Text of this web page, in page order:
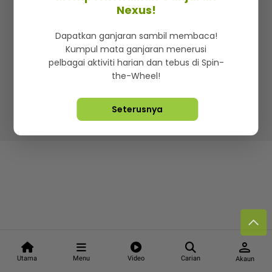
Utama Menu Video Carian
person
Akaun
Iklan di SMG360
Terma & Syarat Dasar Privasi
Lebih hot, viral dan sensasi
Hakcipta Terpelihara ©2026. Star Media Group Berhad
Nexus!
Dapatkan ganjaran sambil membaca!
Kumpul mata ganjaran menerusi
pelbagai aktiviti harian dan tebus di Spin-
the-Wheel!
Seterusnya